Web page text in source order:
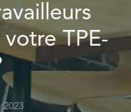
TPE-
2023